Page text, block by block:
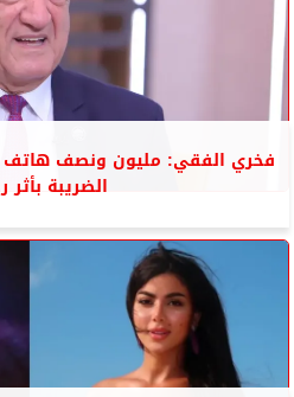
فخري الفقي: مليون ونصف
الضريبة